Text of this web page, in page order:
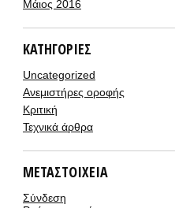
Μάιος 2016
KΑΤΗΓΟΡΊΕΣ
Uncategorized
Ανεμιστήρες οροφής
Κριτική
Τεχνικά άρθρα
ΜΕΤΑΣΤΟΙΧΕΊΑ
Σύνδεση